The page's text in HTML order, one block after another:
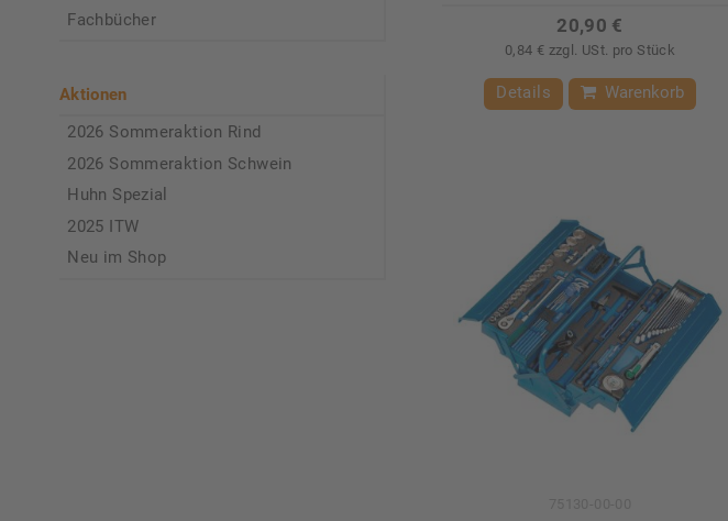
Fachbücher
Aktionen
2026 Sommeraktion Rind
2026 Sommeraktion Schwein
Huhn Spezial
2025 ITW
Neu im Shop
20,90 €
0,84 € zzgl. USt. pro Stück
Details Warenkorb